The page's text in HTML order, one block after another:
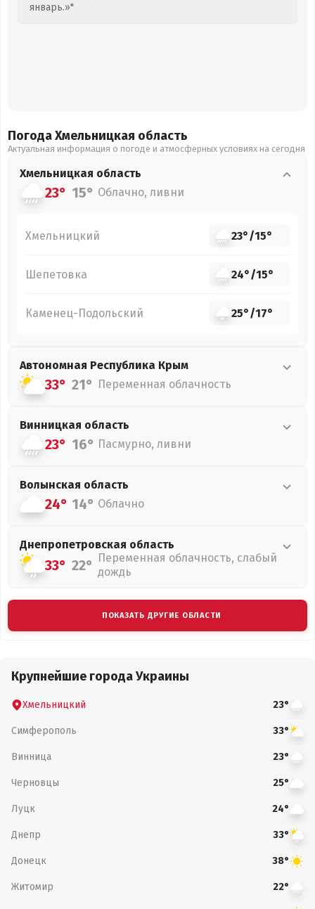
январь.»"
Погода Хмельницкая область
Актуальная информация о погоде и атмосферных условиях на сегодня
Хмельницкая область
23° 15° Облачно, ливни
Хмельницкий 23°/15°
Шепетовка 24°/15°
Каменец-Подольский 25°/17°
Автономная Республика Крым
33° 21° Переменная облачность
Винницкая область
23° 16° Пасмурно, ливни
Волынская область
24° 14° Облачно
Днепропетровская область
33° 22° Переменная облачность, слабый
дождь
ПОКАЗАТЬ ДРУГИЕ ОБЛАСТИ
Крупнейшие города Украины
Хмельницкий 23°
Симферополь 33°
Винница 23°
Черновцы 25°
Луцк 24°
Днепр 33°
Донецк 38°
Житомир 22°